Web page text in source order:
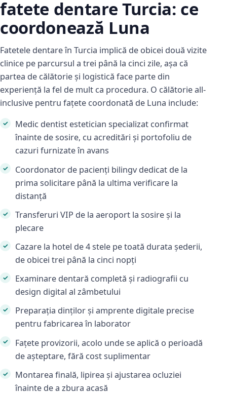
fatete dentare Turcia: ce
coordonează Luna
Fatetele dentare în Turcia implică de obicei două vizite
clinice pe parcursul a trei până la cinci zile, așa că
partea de călătorie și logistică face parte din
experiență la fel de mult ca procedura. O călătorie all-
inclusive pentru fațete coordonată de Luna include:
Medic dentist estetician specializat confirmat
înainte de sosire, cu acreditări și portofoliu de
cazuri furnizate în avans
Coordonator de pacienți bilingv dedicat de la
prima solicitare până la ultima verificare la
distanță
Transferuri VIP de la aeroport la sosire și la
plecare
Cazare la hotel de 4 stele pe toată durata șederii,
de obicei trei până la cinci nopți
Examinare dentară completă și radiografii cu
design digital al zâmbetului
Preparația dinților și amprente digitale precise
pentru fabricarea în laborator
Fațete provizorii, acolo unde se aplică o perioadă
de așteptare, fără cost suplimentar
Montarea finală, lipirea și ajustarea ocluziei
înainte de a zbura acasă